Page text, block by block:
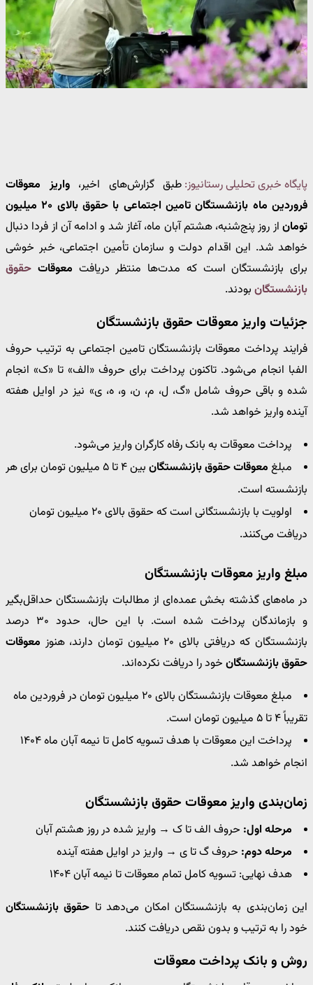
پایگاه خبری تحلیلی رستانیوز: طبق گزارش‌های اخیر،واریز معوقات
فروردین ماه بازنشستگان تامین اجتماعی با حقوق بالای ۲۰ میلیون
تومان از روز پنج‌شنبه، هشتم آبان ماه، آغاز شد و ادامه آن از فردا دنبال
خواهد شد. این اقدام دولت و سازمان تأمین اجتماعی، خبر خوشی
برای بازنشستگان است که مدت‌ها منتظر دریافت معوقات حقوق
بازنشستگان بودند.
جزئیات واریز معوقات حقوق بازنشستگان
فرایند پرداخت معوقات بازنشستگان تامین اجتماعی به ترتیب حروف
الفبا انجام می‌شود. تاکنون پرداخت برای حروف «الف» تا «ک» انجام
شده و باقی حروف شامل «گ، ل، م، ن، و، ه، ی» نیز در اوایل هفته
آینده واریز خواهد شد.
پرداخت معوقات به بانک رفاه کارگران واریز می‌شود.
مبلغ معوقات حقوق بازنشستگان
بین ۴ تا ۵ میلیون تومان برای هر
بازنشسته است.
اولویت با بازنشستگانی است که حقوق بالای ۲۰ میلیون تومان
دریافت می‌کنند.
مبلغ واریز معوقات بازنشستگان
در ماه‌های گذشته بخش عمده‌ای از مطالبات بازنشستگان حداقل‌بگیر
و بازماندگان پرداخت شده است. با این حال، حدود ۳۰ درصد
بازنشستگان که دریافتی بالای ۲۰ میلیون تومان دارند، هنوز
معوقات
حقوق بازنشستگان خود را دریافت نکرده‌اند.
مبلغ معوقات بازنشستگان بالای ۲۰ میلیون تومان در فروردین ماه
تقریباً ۴ تا ۵ میلیون تومان است.
پرداخت این معوقات با هدف تسویه کامل تا نیمه آبان ماه ۱۴۰۴
انجام خواهد شد.
زمان‌بندی واریز معوقات حقوق بازنشستگان
مرحله اول: حروف الف تا ک → واریز شده در روز هشتم آبان
مرحله دوم: حروف گ تا ی → واریز در اوایل هفته آینده
هدف نهایی: تسویه کامل تمام معوقات تا نیمه آبان ۱۴۰۴
این زمان‌بندی به بازنشستگان امکان می‌دهد تا حقوق بازنشستگان
خود را به ترتیب و بدون نقص دریافت کنند.
روش و بانک پرداخت معوقات